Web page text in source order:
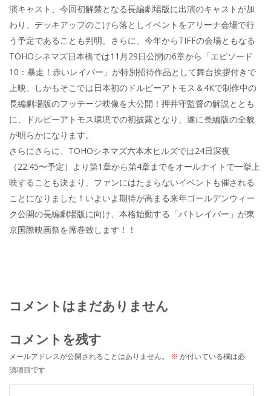
演キャスト、今回初解禁となる長編劇場版に出演のキャストが加
わり、デッキアップのこけら落としイベントをアリーナ会場で行
う予定であることも判明。さらに、今年からTIFFの会場ともなる
TOHOシネマズ日本橋では11月29日公開の6章から「エピソード
10：暴走！赤いレイバー」が特別招待作品として舞台挨拶付きで
上映、しかもそこでは日本初のドルビーアトモス＆4Kで制作中の
長編劇場版のフッテージ映像を大公開！押井守監督の解説ととも
に、ドルビーアトモス環境での初披露となり、遂に長編版の全貌
が明らかになります。
さらにさらに、TOHOシネマズ六本木ヒルズでは24日深夜
（22:45〜予定）より第1章から第4章までをオールナイトで一挙上
映することも決まり、ファンにはたまらないイベントも催される
ことになりました！いよいよ期待が高まる来年ゴールデンウィー
ク公開の長編劇場版に向け、本格始動する「パトレイバー」が東
京国際映画祭を席巻致します！！
コメントはまだありません
コメントを残す
メールアドレスが公開されることはありません。 ※ が付いている欄は必
須項目です